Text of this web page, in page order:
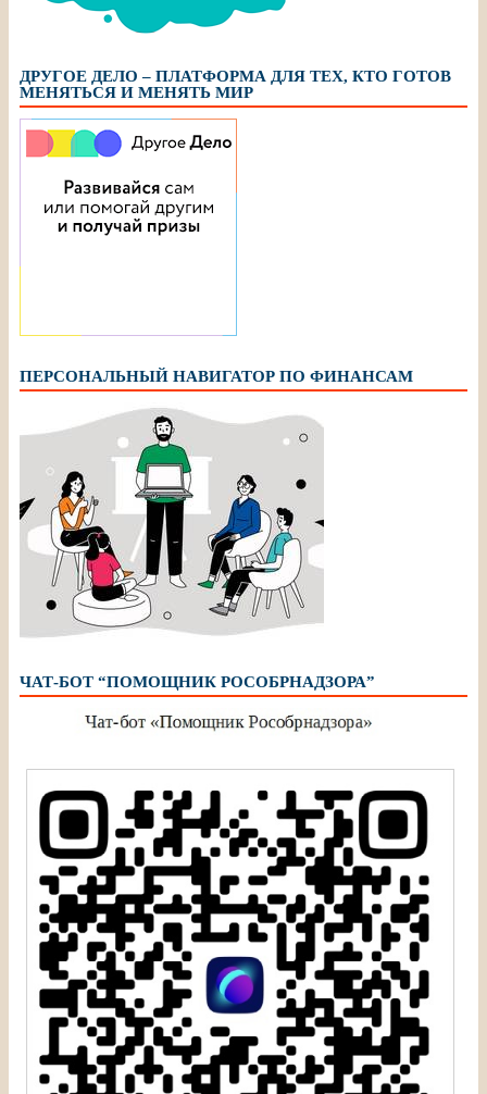
ДРУГОЕ ДЕЛО – ПЛАТФОРМА ДЛЯ ТЕХ, КТО ГОТОВ
МЕНЯТЬСЯ И МЕНЯТЬ МИР
ПЕРСОНАЛЬНЫЙ НАВИГАТОР ПО ФИНАНСАМ
ЧАТ-БОТ “ПОМОЩНИК РОСОБРНАДЗОРА”